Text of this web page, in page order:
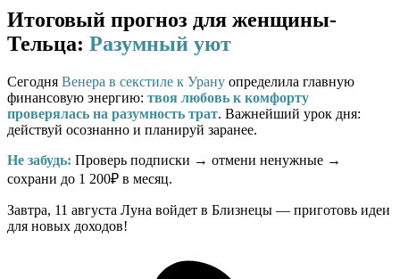
Итоговый прогноз для женщины-
Тельца: Разумный уют
Сегодня Венера в секстиле к Урану определила главную
финансовую энергию: твоя любовь к комфорту
проверялась на разумность трат. Важнейший урок дня:
действуй осознанно и планируй заранее.
Не забудь: Проверь подписки → отмени ненужные →
сохрани до 1 200₽ в месяц.
Завтра, 11 августа Луна войдет в Близнецы — приготовь идеи
для новых доходов!